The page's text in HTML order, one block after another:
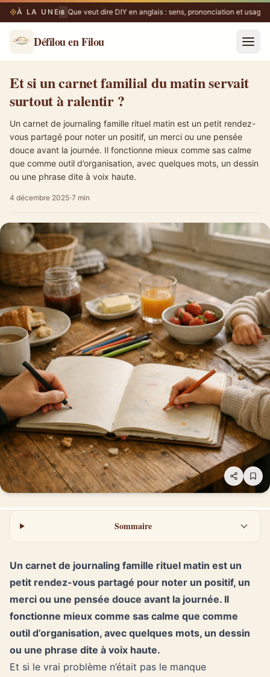
À LA UNE
09/08 Que veut dire DIY en anglais : sens, prononciation et usages
Défilou en Filou
Et si un carnet familial du matin servait
surtout à ralentir ?
Un carnet de journaling famille rituel matin est un petit rendez-
vous partagé pour noter un positif, un merci ou une pensée
douce avant la journée. Il fonctionne mieux comme sas calme
que comme outil d’organisation, avec quelques mots, un dessin
ou une phrase dite à voix haute.
4 décembre 2025 7 min
Sommaire
Un carnet de journaling famille rituel matin est un
petit rendez-vous partagé pour noter un positif, un
merci ou une pensée douce avant la journée. Il
fonctionne mieux comme sas calme que comme
outil d’organisation, avec quelques mots, un dessin
ou une phrase dite à voix haute.
Et si le vrai problème n’était pas le manque